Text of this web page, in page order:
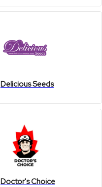
Delicious Seeds
Doctor's Choice